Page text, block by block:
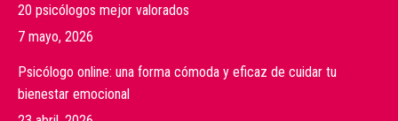
20 psicólogos mejor valorados
7 mayo, 2026
Psicólogo online: una forma cómoda y eficaz de cuidar tu
bienestar emocional